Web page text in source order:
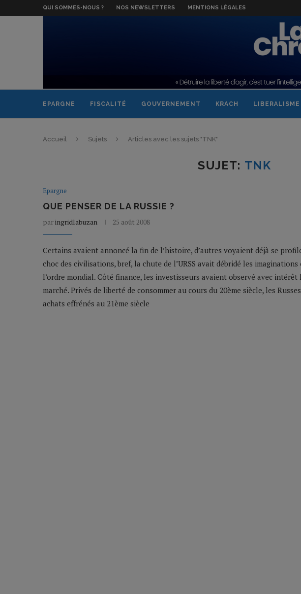
QUI SOMMES-NOUS ? NOS NEWSLETTERS MENTIONS LÉGALES
EPARGNE FISCALITÉ GOUVERNEMENT KRACH LIBERALISME
Accueil Sujets Articles avec les sujets "TNK"
SUJET: TNK
Epargne
QUE PENSER DE LA RUSSIE ?
paringridlabuzan 25 août 2008
Certains avaient annoncé la fin de l’histoire, d’autres voyaient déjà se
choc des civilisations, bref, la chute de l’URSS avait débridé les
l’ordre mondial. Côté finance, les investisseurs avaient observé avec intérêt
marché. Privés de liberté de consommer au cours du 20ème siècle, les
achats effrénés au 21ème siècle